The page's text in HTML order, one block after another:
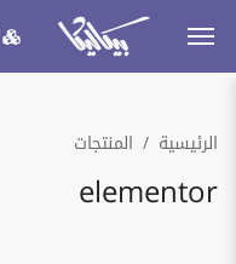
الرئيسية المنتجات
elementor